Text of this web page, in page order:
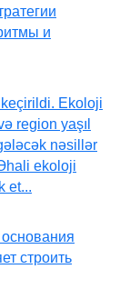
и
Ekoloji
region yaşıl
nəsillər
ekoloji
et...
строить